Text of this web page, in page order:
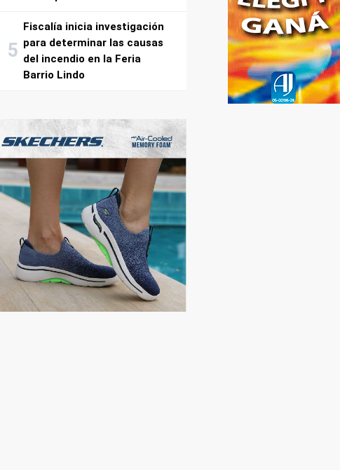
Fiscalía inicia investigación
para determinar las causas
del incendio en la Feria
Barrio Lindo